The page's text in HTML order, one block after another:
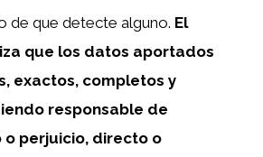
de que detecte alguno. El
que los datos aportados
exactos, completos y
responsable de
perjuicio, directo o